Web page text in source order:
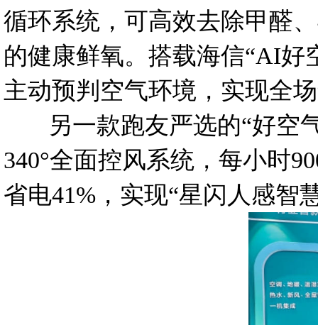
循环系统，可高效去除甲醛
的健康鲜氧。搭载海信“AI好
主动预判空气环境，实现全
另一款跑友严选的“好空
340°全面控风系统，每小时
省电41%，实现“星闪人感智